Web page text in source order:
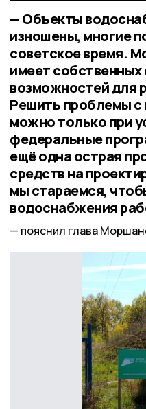
— Объекты
изношены, многие
советское время.
имеет
возможностей для
Решить проблемы
можно только при
федеральные
ещё одна острая
средств на
мы стараемся,
водоснабжения
пояснил глава